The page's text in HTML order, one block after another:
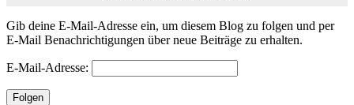
Gib deine E-Mail-Adresse ein, um diesem Blog zu folgen und per
E-Mail Benachrichtigungen über neue Beiträge zu erhalten.
E-Mail-Adresse:
Folgen